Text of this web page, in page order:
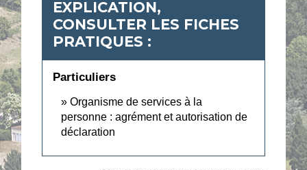
EXPLICATION,
CONSULTER LES FICHES
PRATIQUES :
Particuliers
Organisme de services à la
personne : agrément et autorisation de
déclaration